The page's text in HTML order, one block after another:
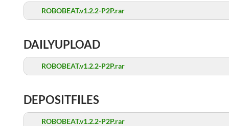
ROBOBEAT.v1.2.2-P2P.rar
DAILYUPLOAD
ROBOBEAT.v1.2.2-P2P.rar
DEPOSITFILES
ROBOBEAT.v1.2.2-P2P.rar